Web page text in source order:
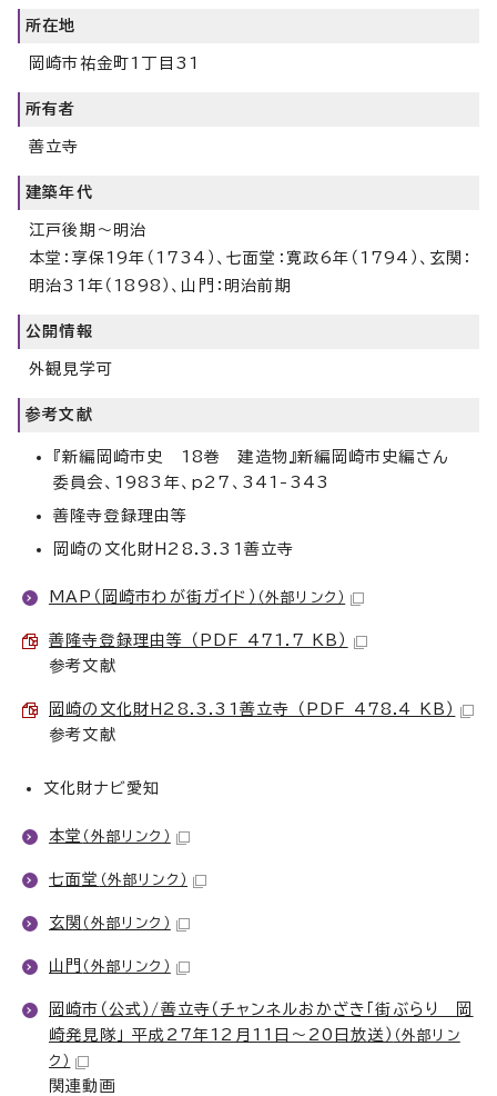
所在地
岡崎市祐金町1丁目31
所有者
善立寺
建築年代
江戸後期～明治
本堂：享保19年（1734）、七面堂：寛政6年（1794）、玄関：
明治31年（1898）、山門：明治前期
公開情報
外観見学可
参考文献
『新編岡崎市史 18巻 建造物』新編岡崎市史編さん
委員会、1983年、p27、341-343
善隆寺登録理由等
岡崎の文化財H28.3.31善立寺
MAP（岡崎市わが街ガイド） （外部リンク）
善隆寺登録理由等 （PDF 471.7 KB）
参考文献
岡崎の文化財H28.3.31善立寺 （PDF 478.4 KB）
参考文献
文化財ナビ愛知
本堂 （外部リンク）
七面堂 （外部リンク）
玄関 （外部リンク）
山門 （外部リンク）
岡崎市（公式）/善立寺（チャンネルおかざき「街ぶらり 岡
崎発見隊」 平成27年12月11日～20日放送） （外部リン
ク）
関連動画